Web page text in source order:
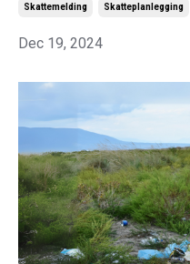
Skattemelding Skatteplanlegging
Dec 19, 2024